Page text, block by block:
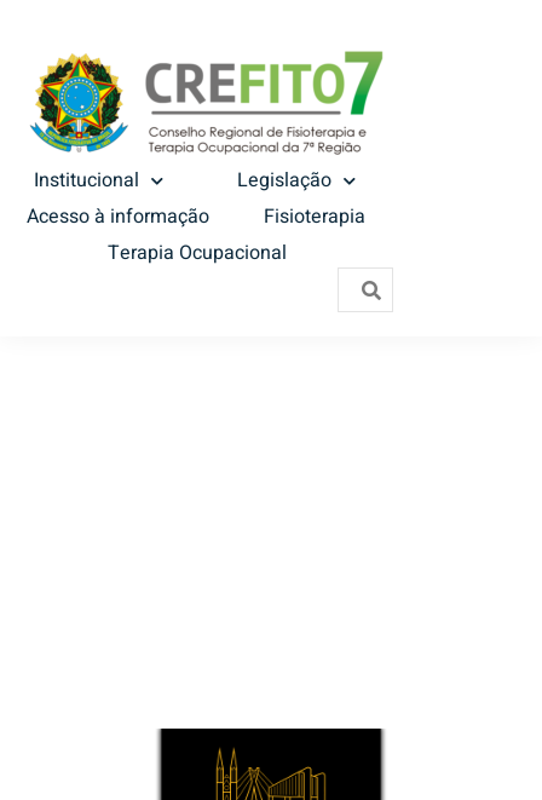
Institucional
Legislação
Acesso à informação
Fisioterapia
Terapia Ocupacional